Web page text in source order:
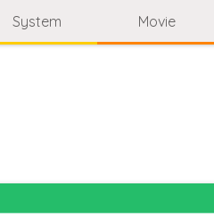
System Movie